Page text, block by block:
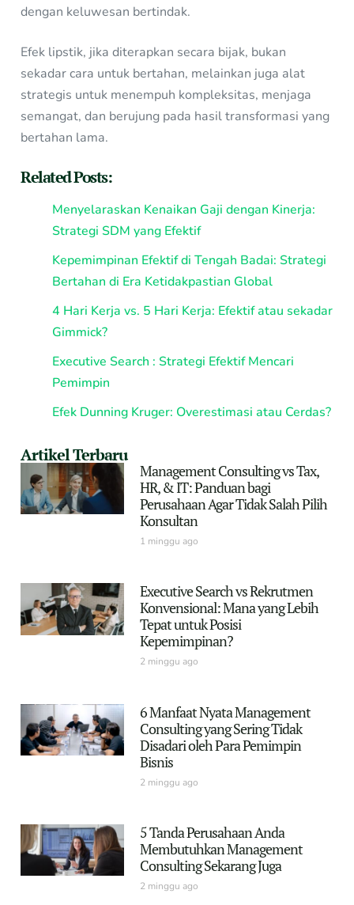
dengan keluwesan bertindak.
Efek lipstik, jika diterapkan secara bijak, bukan
sekadar cara untuk bertahan, melainkan juga alat
strategis untuk menempuh kompleksitas, menjaga
semangat, dan berujung pada hasil transformasi yang
bertahan lama.
Related Posts:
Menyelaraskan Kenaikan Gaji dengan Kinerja:
Strategi SDM yang Efektif
Kepemimpinan Efektif di Tengah Badai: Strategi
Bertahan di Era Ketidakpastian Global
4 Hari Kerja vs. 5 Hari Kerja: Efektif atau sekadar
Gimmick?
Executive Search : Strategi Efektif Mencari
Pemimpin
Efek Dunning Kruger: Overestimasi atau Cerdas?
Artikel Terbaru
Management Consulting vs Tax,
HR, & IT: Panduan bagi
Perusahaan Agar Tidak Salah Pilih
Konsultan
1 minggu ago
Executive Search vs Rekrutmen
Konvensional: Mana yang Lebih
Tepat untuk Posisi
Kepemimpinan?
2 minggu ago
6 Manfaat Nyata Management
Consulting yang Sering Tidak
Disadari oleh Para Pemimpin
Bisnis
2 minggu ago
5 Tanda Perusahaan Anda
Membutuhkan Management
Consulting Sekarang Juga
2 minggu ago